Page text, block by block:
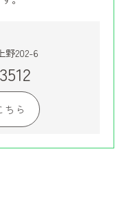
野202-6
ちら